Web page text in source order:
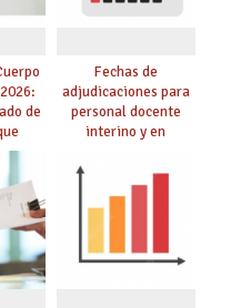
de
Fechas de
adjudicaciones para
personal docente
interino y en
debes saber